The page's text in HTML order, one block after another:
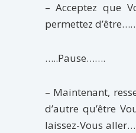
– Acceptez que
permettez
…..Pause…….
– Maintenant,
d’autre qu’être
laissez-Vous